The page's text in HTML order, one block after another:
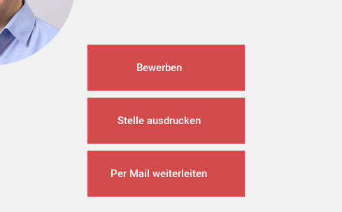
Bewerben
Stelle ausdrucken
Per Mail weiterleiten